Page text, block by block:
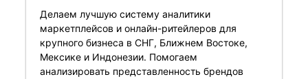
Делаем лучшую систему аналитики
маркетплейсов и онлайн-ритейлеров для
крупного бизнеса в СНГ, Ближнем Востоке,
Мексике и Индонезии. Помогаем
анализировать представленность брендов